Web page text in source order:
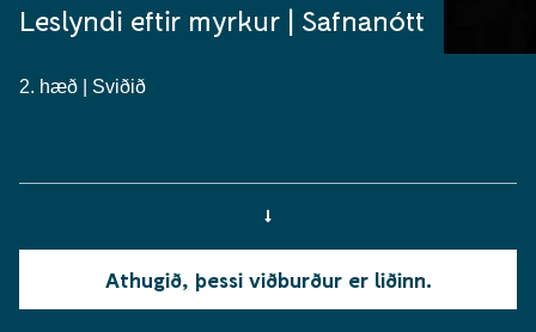
Leslyndi eftir myrkur | Safnanótt
2. hæð | Sviðið
Athugið, þessi viðburður er liðinn.